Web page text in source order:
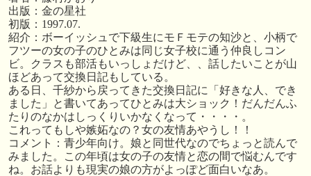
出版：金の星社
初版：1997.07.
紹介：ボーイッシュで下級生にモＦモテの知沙と、小柄で
フツーの女の子のひとみは同じ女子校に通う仲良しコン
ビ。クラスも部活もいっしょだけど、、話したいことが山
ほどあって交換日記もしている。
ある日、千紗から戻ってきた交換日記に「好きな人、でき
ました」と書いてあってひとみは大ショック！だんだんふ
たりのなかはしっくりいかなくなって・・・・。
これってもしや嫉妬なの？女の友情あやうし！！
コメント：青少年向け。娘と同世代なのでちょっと読んで
みました。この年頃は女の子の友情と恋の間で悩むんです
ね。お話よりも現実の娘の方がよっぽど面白いなあ。